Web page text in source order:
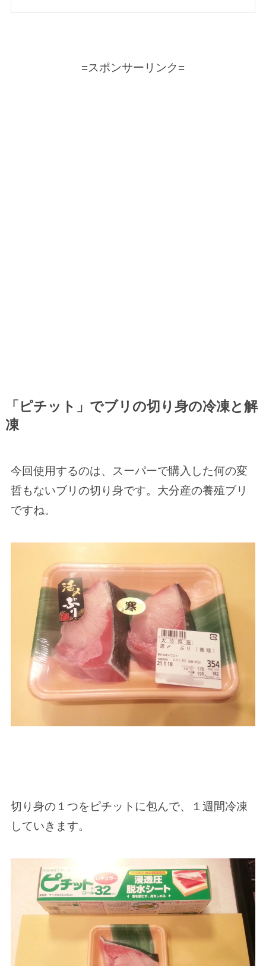
=スポンサーリンク=
「ピチット」でブリの切り身の冷凍と解
凍
今回使用するのは、スーパーで購入した何の変
哲もないブリの切り身です。大分産の養殖ブリ
ですね。
切り身の１つをピチットに包んで、１週間冷凍
していきます。